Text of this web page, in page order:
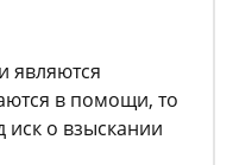
являются
в помощи, то
иск о взыскании